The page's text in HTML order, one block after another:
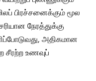
பிரச்சனைக்கும் மூல
நேரத்துக்கு
அதிகமான
சீரற்ற உணவுப்